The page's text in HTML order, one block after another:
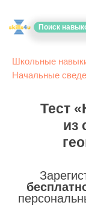
Поиск
Школьные
Начальные
Тест
из